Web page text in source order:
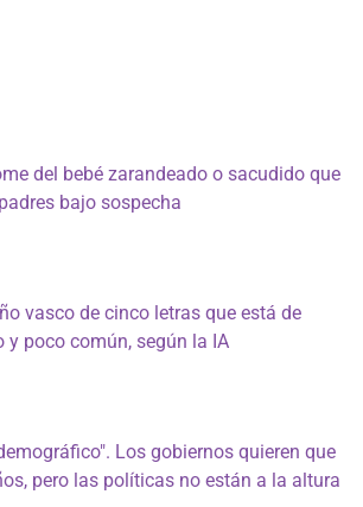
del bebé zarandeado o sacudido que
bajo sospecha
vasco de cinco letras que está de
y poco común, según la IA
Los gobiernos quieren que
pero las políticas no están a la altura